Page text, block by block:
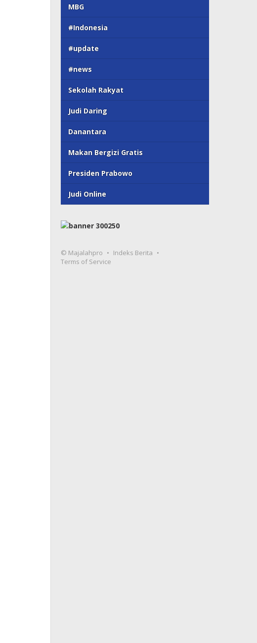
MBG
#Indonesia
#update
#news
Sekolah Rakyat
Judi Daring
Danantara
Makan Bergizi Gratis
Presiden Prabowo
Judi Online
© Majalahpro
Indeks Berita
Terms of Service